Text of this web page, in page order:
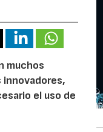
muchos
innovadores,
el uso de